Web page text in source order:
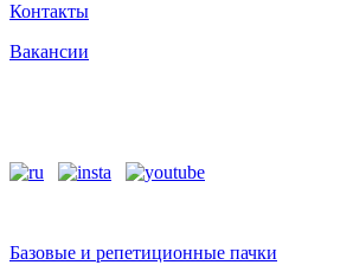
Контакты
Вакансии
Базовые и репетиционные пачки